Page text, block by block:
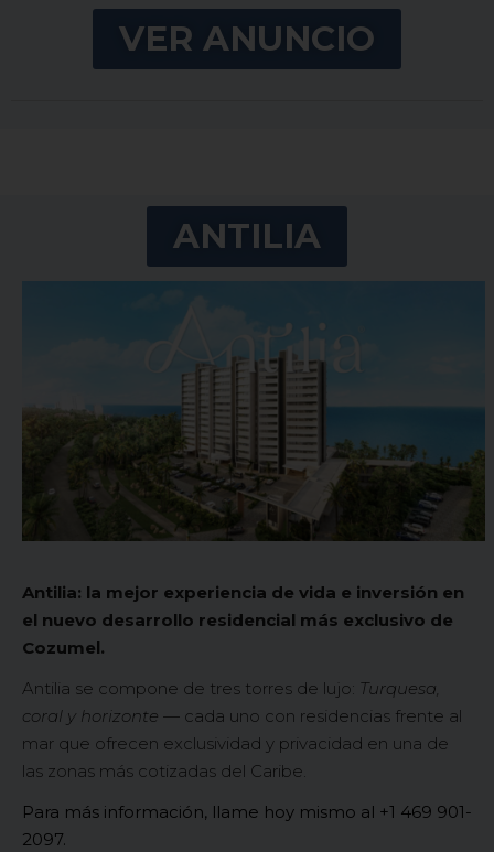
VER ANUNCIO
ANTILIA
Antilia: la mejor experiencia de vida e inversión en
el nuevo desarrollo residencial más exclusivo de
Cozumel.
Antilia se compone de tres torres de lujo: Turquesa,
coral y horizonte — cada uno con residencias frente al
mar que ofrecen exclusividad y privacidad en una de
las zonas más cotizadas del Caribe.
Para más información, llame hoy mismo al +1 469 901-
2097.